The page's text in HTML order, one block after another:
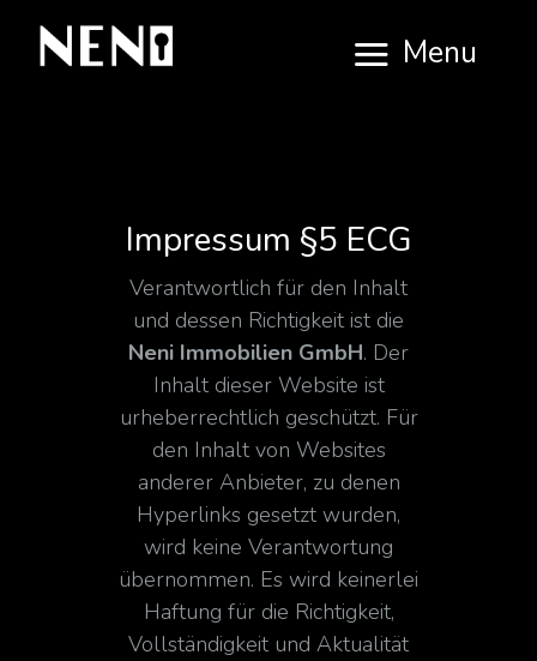
Menu
Impressum §5 ECG
Verantwortlich für den Inhalt
und dessen Richtigkeit ist die
Neni Immobilien GmbH. Der
Inhalt dieser Website ist
urheberrechtlich geschützt. Für
den Inhalt von Websites
anderer Anbieter, zu denen
Hyperlinks gesetzt wurden,
wird keine Verantwortung
übernommen. Es wird keinerlei
Haftung für die Richtigkeit,
Vollständigkeit und Aktualität